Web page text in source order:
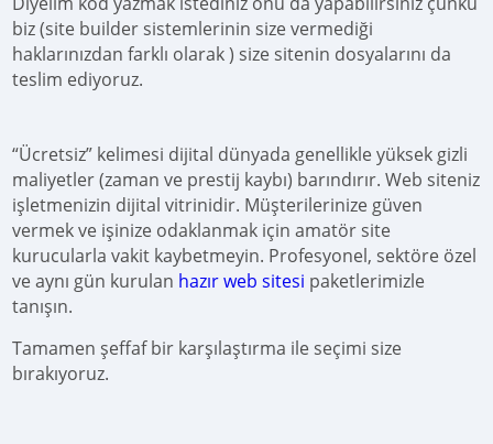
biz (site builder sistemlerinin size vermediği
haklarınızdan farklı olarak ) size sitenin dosyalarını da
teslim ediyoruz.
“Ücretsiz” kelimesi dijital dünyada genellikle yüksek gizli
maliyetler (zaman ve prestij kaybı) barındırır. Web siteniz
işletmenizin dijital vitrinidir. Müşterilerinize güven
vermek ve işinize odaklanmak için amatör site
kurucularla vakit kaybetmeyin. Profesyonel, sektöre özel
ve aynı gün kurulan hazır web sitesi paketlerimizle
tanışın.
Tamamen şeffaf bir karşılaştırma ile seçimi size
bırakıyoruz.